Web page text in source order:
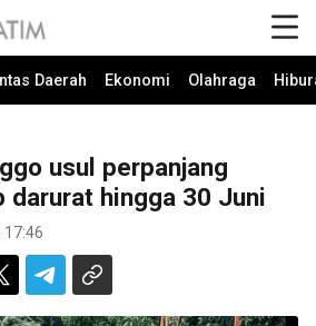
Daerah Ekonomi Olahraga
usul perpanjang
darurat hingga 30 Juni
17:46